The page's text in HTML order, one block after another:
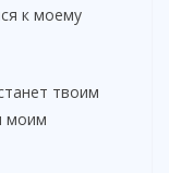
к моему
твоим
моим